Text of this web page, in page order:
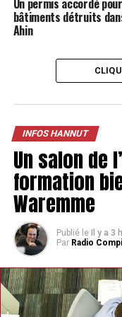
c’est le manque de
manque de contact
développer une
autres chiens qui
pour moi« , ajoute-t-
«
SABRINA
Un permis accordé
bâtiments détruits
Ahin
INFOS HANNUT
Un salon de
formation
Waremme
Publié le Il y a 3
Par Radio